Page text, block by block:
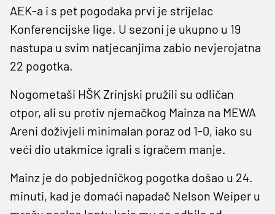
AEK-a i s pet pogodaka prvi je strijelac
Konferencijske lige. U sezoni je ukupno u 19
nastupa u svim natjecanjima zabio nevjerojatna
22 pogotka.
Nogometaši HŠK Zrinjski pružili su odličan
otpor, ali su protiv njemačkog Mainza na MEWA
Areni doživjeli minimalan poraz od 1-0, iako su
veći dio utakmice igrali s igračem manje.
Mainz je do pobjedničkog pogotka došao u 24.
minuti, kad je domaći napadač Nelson Weiper u